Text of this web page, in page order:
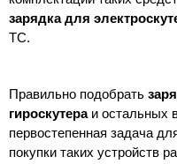
зарядка для
ТС.
Правильно подобрать
гироскутераи остальных
первостепенная задача
покупки таких устройств